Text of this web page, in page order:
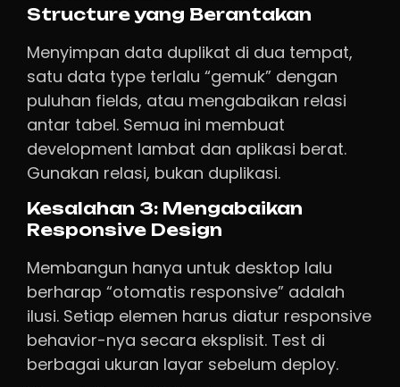
Structure yang Berantakan
Menyimpan data duplikat di dua tempat,
satu data type terlalu “gemuk” dengan
puluhan fields, atau mengabaikan relasi
antar tabel. Semua ini membuat
development lambat dan aplikasi berat.
Gunakan relasi, bukan duplikasi.
Kesalahan 3: Mengabaikan
Responsive Design
Membangun hanya untuk desktop lalu
berharap “otomatis responsive” adalah
ilusi. Setiap elemen harus diatur responsive
behavior-nya secara eksplisit. Test di
berbagai ukuran layar sebelum deploy.